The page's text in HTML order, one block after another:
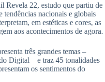
Revela 22, estudo que partiu de
tendências nacionais e globais
em estéticas e cores, as
aos acontecimentos de agora.
três grandes temas –
Digital – e traz 45 tonalidades
os sentimentos do